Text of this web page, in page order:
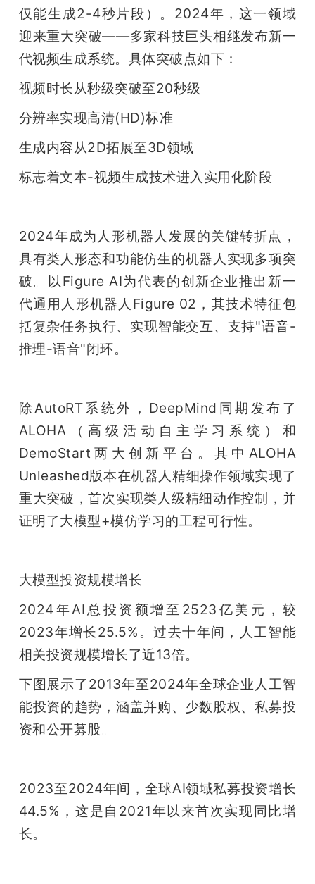
仅能生成2-4秒片段）。2024年，这一领域
迎来重大突破——多家科技巨头相继发布新一
代视频生成系统。具体突破点如下：
视频时长从秒级突破至20秒级
分辨率实现高清(HD)标准
生成内容从2D拓展至3D领域
标志着文本-视频生成技术进入实用化阶段
2024年成为人形机器人发展的关键转折点，
具有类人形态和功能仿生的机器人实现多项突
破。以Figure AI为代表的创新企业推出新一
代通用人形机器人Figure 02，其技术特征包
括复杂任务执行、实现智能交互、支持"语音-
推理-语音"闭环。
除AutoRT系统外，DeepMind同期发布了
ALOHA（高级活动自主学习系统）和
DemoStart两大创新平台。其中ALOHA
Unleashed版本在机器人精细操作领域实现了
重大突破，首次实现类人级精细动作控制，并
证明了大模型+模仿学习的工程可行性。
大模型投资规模增长
2024年AI总投资额增至2523亿美元，较
2023年增长25.5%。过去十年间，人工智能
相关投资规模增长了近13倍。
下图展示了2013年至2024年全球企业人工智
能投资的趋势，涵盖并购、少数股权、私募投
资和公开募股。
2023至2024年间，全球AI领域私募投资增长
44.5%，这是自2021年以来首次实现同比增
长。